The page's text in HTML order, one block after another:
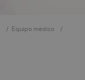
Equipo médico